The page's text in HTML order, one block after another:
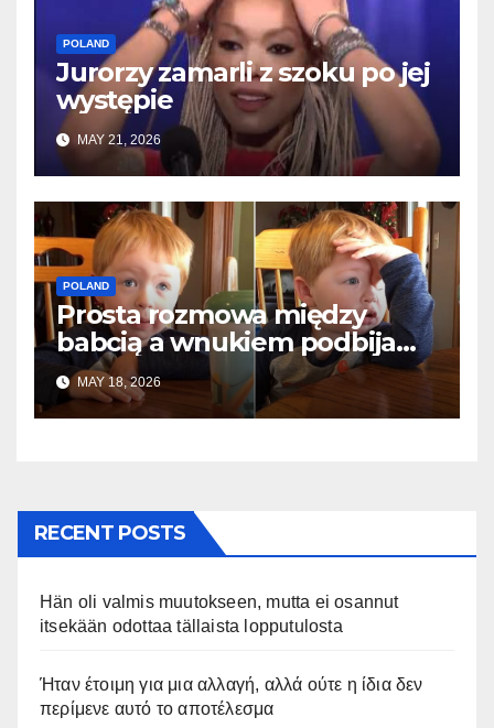
POLAND
Jurorzy zamarli z szoku po jej
występie
MAY 21, 2026
POLAND
Prosta rozmowa między
babcią a wnukiem podbija
internet
MAY 18, 2026
RECENT POSTS
Hän oli valmis muutokseen, mutta ei osannut
itsekään odottaa tällaista lopputulosta
Ήταν έτοιμη για μια αλλαγή, αλλά ούτε η ίδια δεν
περίμενε αυτό το αποτέλεσμα